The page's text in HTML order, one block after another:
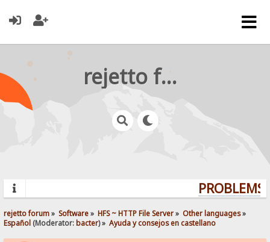
rejetto forum
rejetto forum» Software» HFS ~ HTTP File Server» Other languages»
Español (Moderator: bacter) » Ayuda y consejos en castellano